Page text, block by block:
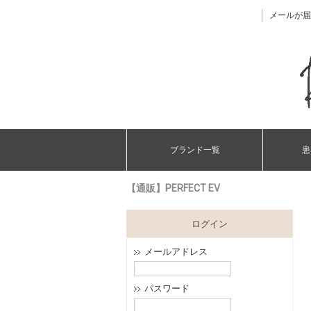
メールが
ブランド一覧
【通販】PERFECT EV
ログイン
メールアドレス
パスワード